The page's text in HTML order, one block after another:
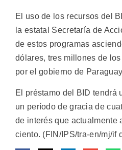
El uso de los recursos del
la estatal Secretaría de
de estos programas
dólares, tres millones de
por el gobierno de
El préstamo del BID tendrá
un período de gracia de
de interés que actualmente
ciento. (FIN/IPS/tra-en/mj/if